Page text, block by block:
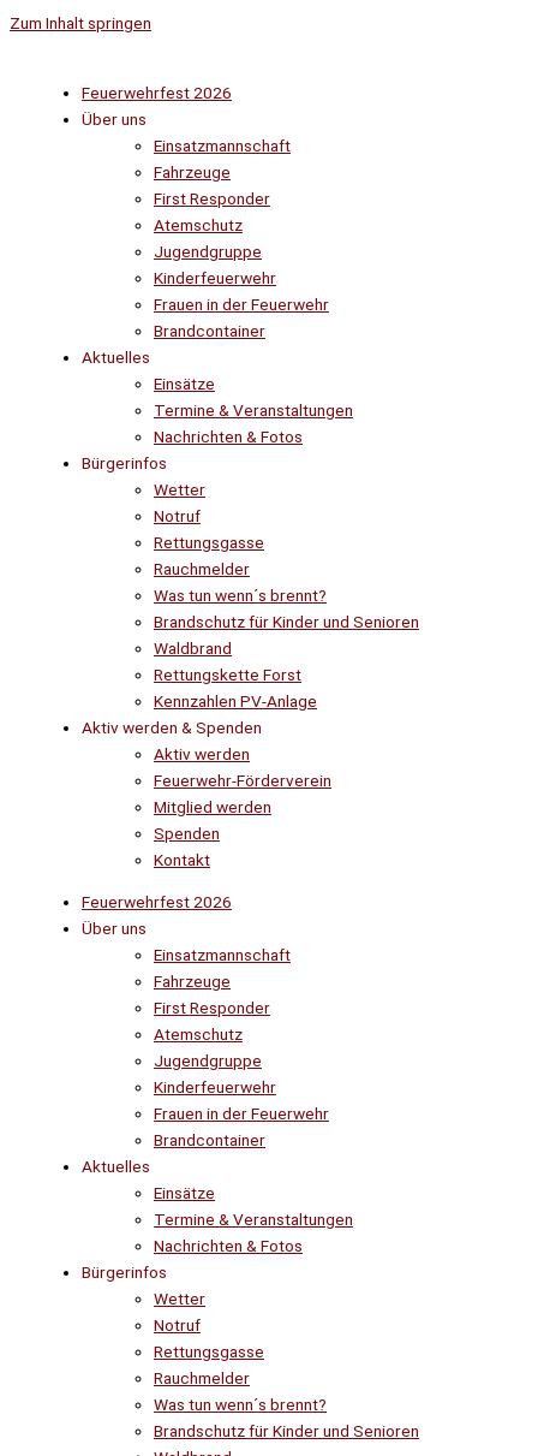
Zum Inhalt springen
Feuerwehrfest 2026
Über uns
Einsatzmannschaft
Fahrzeuge
First Responder
Atemschutz
Jugendgruppe
Kinderfeuerwehr
Frauen in der Feuerwehr
Brandcontainer
Aktuelles
Einsätze
Termine & Veranstaltungen
Nachrichten & Fotos
Bürgerinfos
Wetter
Notruf
Rettungsgasse
Rauchmelder
Was tun wenn´s brennt?
Brandschutz für Kinder und Senioren
Waldbrand
Rettungskette Forst
Kennzahlen PV-Anlage
Aktiv werden & Spenden
Aktiv werden
Feuerwehr-Förderverein
Mitglied werden
Spenden
Kontakt
Feuerwehrfest 2026
Über uns
Einsatzmannschaft
Fahrzeuge
First Responder
Atemschutz
Jugendgruppe
Kinderfeuerwehr
Frauen in der Feuerwehr
Brandcontainer
Aktuelles
Einsätze
Termine & Veranstaltungen
Nachrichten & Fotos
Bürgerinfos
Wetter
Notruf
Rettungsgasse
Rauchmelder
Was tun wenn´s brennt?
Brandschutz für Kinder und Senioren